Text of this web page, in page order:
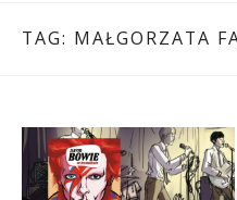
TAG: MAŁGORZATA